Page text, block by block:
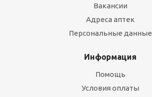
Вакансии
Адреса аптек
Персональные данные
Информация
Помощь
Условия оплаты